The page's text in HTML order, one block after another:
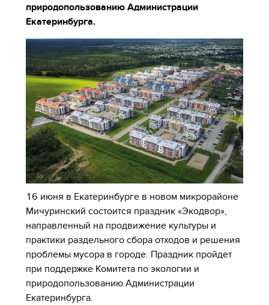
природопользованию Администрации
Екатеринбурга.
16 июня в Екатеринбурге в новом микрорайоне
Мичуринский состоится праздник «Экодвор»,
направленный на продвижение культуры и
практики раздельного сбора отходов и решения
проблемы мусора в городе. Праздник пройдет
при поддержке Комитета по экологии и
природопользованию Администрации
Екатеринбурга.